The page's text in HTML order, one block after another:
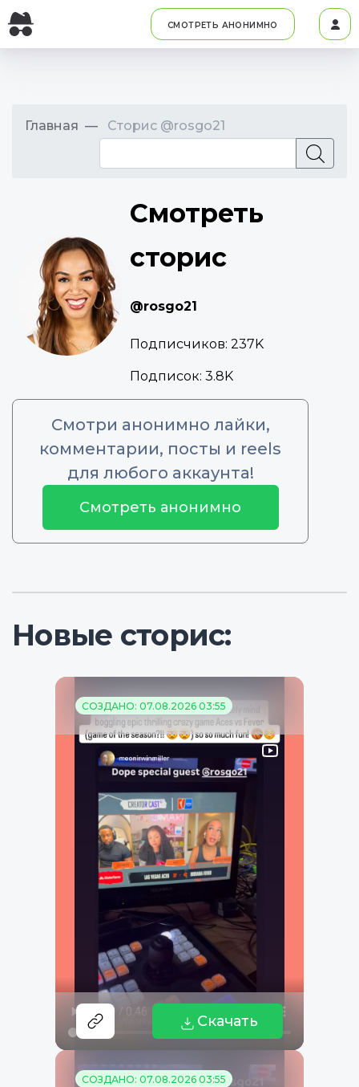
СМОТРЕТЬ АНОНИМНО
Главная Сторис @rosgo21
Смотреть
сторис
@rosgo21
Подписчиков: 237K
Подписок: 3.8K
Смотри анонимно лайки,
комментарии, посты и reels
для любого аккаунта!
Смотреть анонимно
Новые сторис:
СОЗДАНО: 07.08.2026 03:55
Скачать
СОЗДАНО: 07.08.2026 03:55